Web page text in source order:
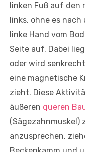
linken Fuß auf den
links, ohne es nach
linke Hand vom
Seite auf. Dabei
oder wird
eine magnetische
zieht. Diese
äußeren queren
(Sägezahnmuskel)
anzusprechen,